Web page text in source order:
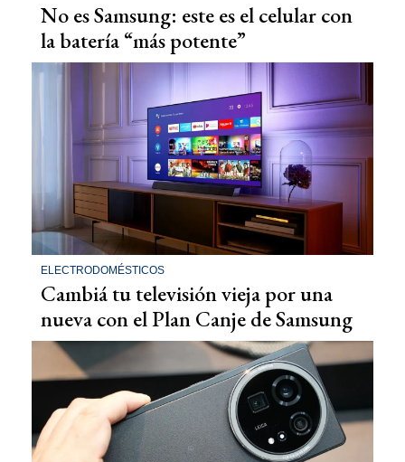
No es Samsung: este es el celular con
la batería “más potente”
ELECTRODOMÉSTICOS
Cambiá tu televisión vieja por una
nueva con el Plan Canje de Samsung